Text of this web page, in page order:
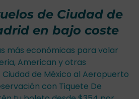
de Ciudad de
en bajo coste
más económicas para volar
American y otras
de México al Aeropuerto
con Tiquete De